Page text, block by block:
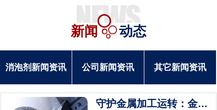
新闻动态
消泡剂新闻资讯 公司新闻资讯 其它新闻资讯
守护金属加工运转：金属切削液消泡剂